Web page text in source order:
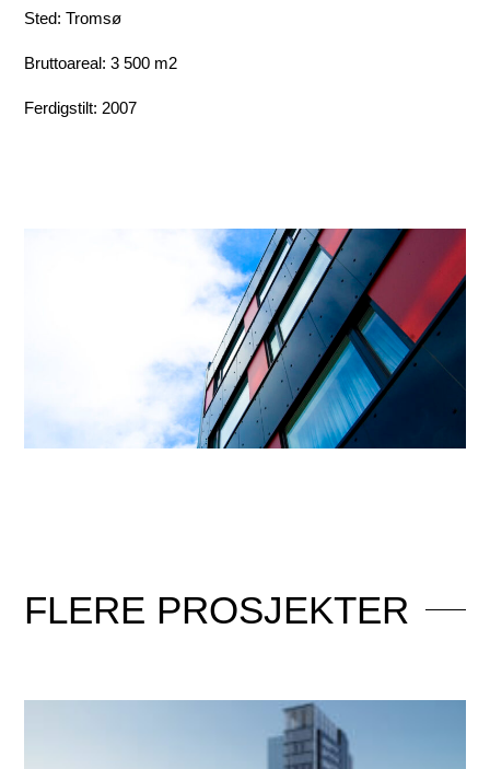
Sted: Tromsø
Bruttoareal: 3 500 m2
Ferdigstilt: 2007
FLERE PROSJEKTER